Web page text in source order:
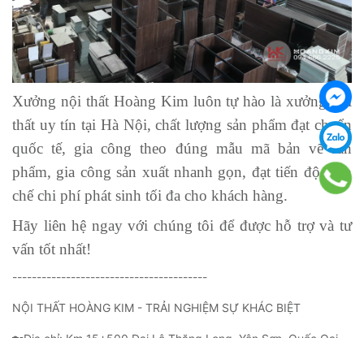
Xưởng nội thất Hoàng Kim luôn tự hào là xưởng nội
thất uy tín tại Hà Nội, chất lượng sản phẩm đạt chuẩn
quốc tế, gia công theo đúng mẫu mã bản vẽ sản
phẩm, gia công sản xuất nhanh gọn, đạt tiến độ, hạn
chế chi phí phát sinh tối đa cho khách hàng.
Hãy liên hệ ngay với chúng tôi để được hỗ trợ và tư
vấn tốt nhất!
----------------------------------------
NỘI THẤT HOÀNG KIM - TRẢI NGHIỆM SỰ KHÁC BIỆT